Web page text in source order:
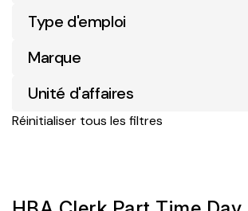
Soutien Opérationnel
Bay Roberts
Carbonear
Conception Bay South
Corner Brook
Type d'emploi
Marque
Dominion
Unité d'affaires
Protection des actifs
Réinitialiser tous les filtres